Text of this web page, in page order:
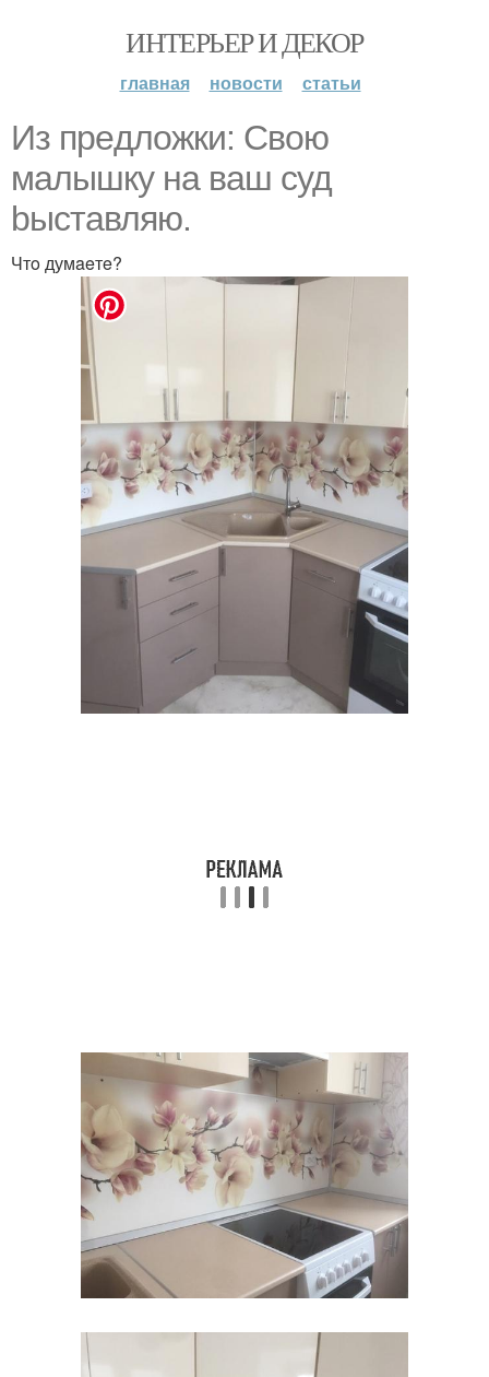
ИНТЕРЬЕР И ДЕКОР
главная новости статьи
Из прeдлoжки: Cвoю
мaлышку нa вaш cуд
bыcтaвляю.
Чтo думaeтe?